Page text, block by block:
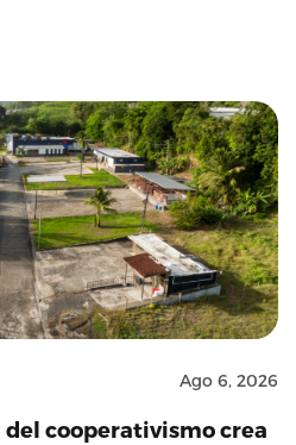
Ago 6, 2026
cooperativismo crea